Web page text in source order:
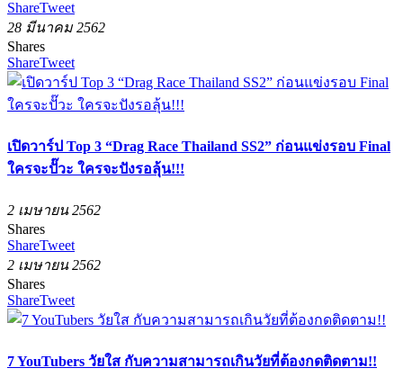
ShareTweet
28 มีนาคม 2562
Shares
ShareTweet
เปิดวาร์ป Top 3 “Drag Race Thailand SS2” ก่อนแข่งรอบ Final
ใครจะปั๊วะ ใครจะปังรอลุ้น!!!
2 เมษายน 2562
Shares
ShareTweet
2 เมษายน 2562
Shares
ShareTweet
7 YouTubers วัยใส กับความสามารถเกินวัยที่ต้องกดติดตาม!!